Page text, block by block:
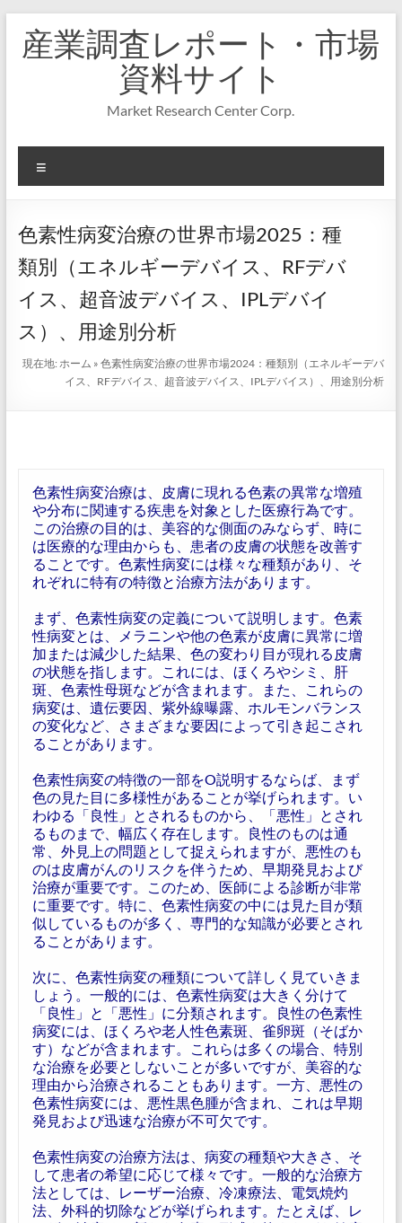
キ
プ
産業調査レポート・市場
資料サイト
Market Research Center Corp.
ニ
ー
色素性病変治療の世界市場2025：種
類別（エネルギーデバイス、RFデバ
イス、超音波デバイス、IPLデバイ
ス）、用途別分析
現在地:ホーム »色素性病変治療の世界市場2024：種類別（エネルギーデバ
イス、RFデバイス、超音波デバイス、IPLデバイス）、用途別分析
色素性病変治療は、皮膚に現れる色素の異常な増殖
や分布に関連する疾患を対象とした医療行為です。
この治療の目的は、美容的な側面のみならず、時に
は医療的な理由からも、患者の皮膚の状態を改善す
ることです。色素性病変には様々な種類があり、そ
れぞれに特有の特徴と治療方法があります。
まず、色素性病変の定義について説明します。色素
性病変とは、メラニンや他の色素が皮膚に異常に増
加または減少した結果、色の変わり目が現れる皮膚
の状態を指します。これには、ほくろやシミ、肝
斑、色素性母斑などが含まれます。また、これらの
病変は、遺伝要因、紫外線曝露、ホルモンバランス
の変化など、さまざまな要因によって引き起こされ
ることがあります。
色素性病変の特徴の一部をO説明するならば、まず
色の見た目に多様性があることが挙げられます。い
わゆる「良性」とされるものから、「悪性」とされ
るものまで、幅広く存在します。良性のものは通
常、外見上の問題として捉えられますが、悪性のも
のは皮膚がんのリスクを伴うため、早期発見および
治療が重要です。このため、医師による診断が非常
に重要です。特に、色素性病変の中には見た目が類
似しているものが多く、専門的な知識が必要とされ
ることがあります。
次に、色素性病変の種類について詳しく見ていきま
しょう。一般的には、色素性病変は大きく分けて
「良性」と「悪性」に分類されます。良性の色素性
病変には、ほくろや老人性色素斑、雀卵斑（そばか
す）などが含まれます。これらは多くの場合、特別
な治療を必要としないことが多いですが、美容的な
理由から治療されることもあります。一方、悪性の
色素性病変には、悪性黒色腫が含まれ、これは早期
発見および迅速な治療が不可欠です。
色素性病変の治療方法は、病変の種類や大きさ、そ
して患者の希望に応じて様々です。一般的な治療方
法としては、レーザー治療、冷凍療法、電気焼灼
法、外科的切除などが挙げられます。たとえば、レ